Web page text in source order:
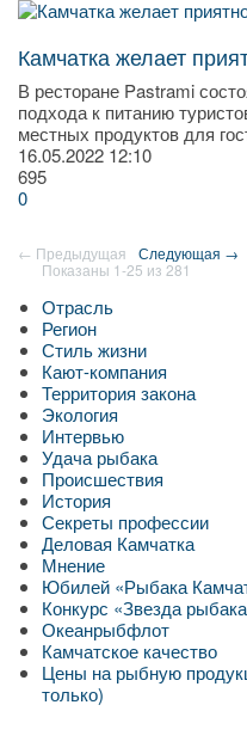
Камчатка желает
В ресторане Pastrami
подхода к питанию
местных продуктов для
16.05.2022 12:10
695
0
← Предыдущая Следующая →
Показаны 1-25 из 281
Отрасль
Регион
Стиль жизни
Кают-компания
Территория закона
Экология
Интервью
Удача рыбака
Происшествия
История
Секреты профессии
Деловая Камчатка
Мнение
Юбилей «Рыбака
Конкурс «Звезда
Океанрыбфлот
Камчатское качество
Цены на рыбную
только)